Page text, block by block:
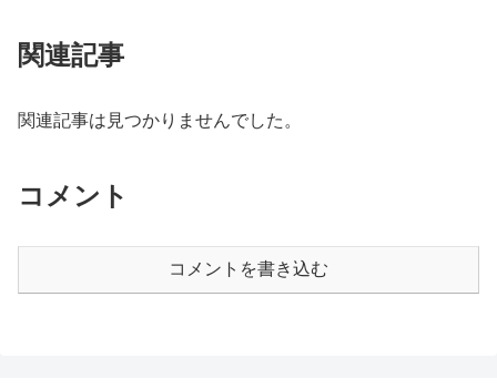
関連記事
関連記事は見つかりませんでした。
コメント
コメントを書き込む